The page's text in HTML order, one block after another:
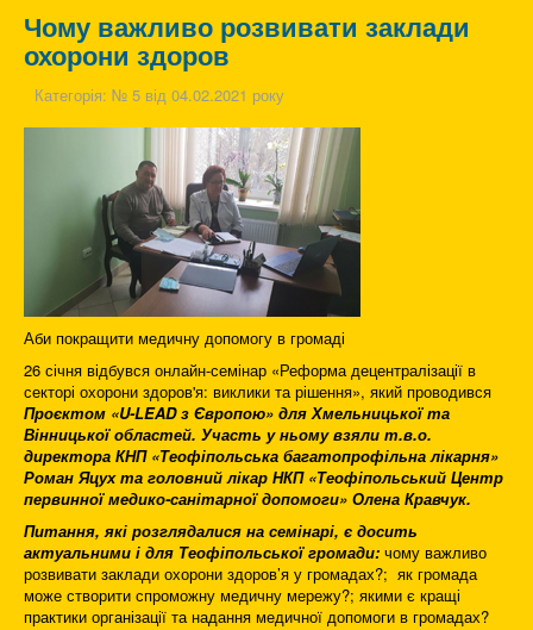
Чому важливо розвивати заклади
охорони здоров
Категорія: № 5 від 04.02.2021 року
Аби покращити медичну допомогу в громаді
26 січня відбувся онлайн-семінар «Реформа децентралізації в
секторі охорони здоров'я: виклики та рішення», який проводився
Проєктом «U-LEADз Європою» для Хмельницької та
Вінницької областей. Участь у ньому взяли т.в.о.
директора КНП «Теофіпольська багатопрофільна лікарня»
Роман Яцух та головний лікар НКП «Теофіпольський Центр
первинної медико-санітарної допомоги» Олена Кравчук.
Питання, які розглядалися на семінарі, є досить
актуальними і для Теофіпольської громади: чому важливо
розвивати заклади охорони здоров’я у громадах?; як громада
може створити спроможну медичну мережу?; якими є кращі
практики організації та надання медичної допомоги в громадах?